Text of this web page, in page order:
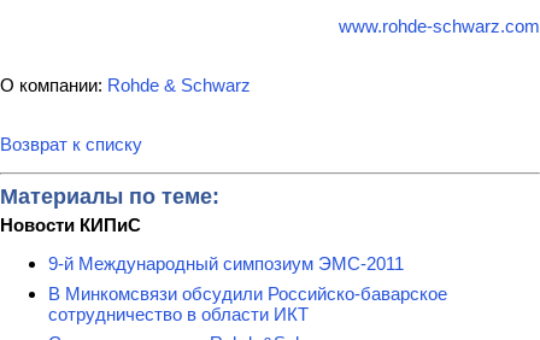
www.rohde-schwarz.com
О компании: Rohde & Schwarz
Возврат к списку
Материалы по теме:
Новости КИПиС
9-й Международный симпозиум ЭМС-2011
В Минкомсвязи обсудили Российско-баварское
сотрудничество в области ИКТ